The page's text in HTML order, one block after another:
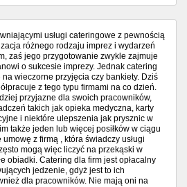
usługi cateringowe z pewnością
różnego rodzaju imprez i wydarzeń
zaś jego przygotowanie zwykle zajmuje
o sukcesie imprezy. Jednak catering
wieczorne przyjęcia czy bankiety. Dziś
z tego typu firmami na co dzień.
przyjazne dla swoich pracowników,
takich jak opieka medyczna, karty
i niektóre ulepszenia jak prysznic w
także jeden lub więcej posiłków w ciągu
z firmą , która świadczy usługi
mogą więc liczyć na przekąski w
obiadki. Catering dla firm jest opłacalny
jedzenie, gdyż jest to ich
dla pracowników. Nie mają oni na